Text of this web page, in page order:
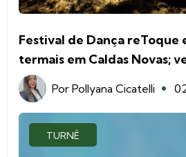
Festival de Dança reToque
termais em Caldas Novas;
Por Pollyana Cicatelli
TURNÊ